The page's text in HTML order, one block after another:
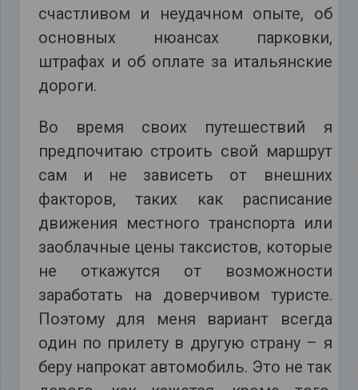
счастливом и неудачном опыте, об
основных нюансах парковки,
штрафах и об оплате за итальянские
дороги.
Во время своих путешествий я
предпочитаю строить свой маршрут
сам и не зависеть от внешних
факторов, таких как расписание
движения местного транспорта или
заоблачные цены таксистов, которые
не откажутся от возможности
заработать на доверчивом туристе.
Поэтому для меня вариант всегда
один по прилету в другую страну – я
беру напрокат автомобиль. Это не так